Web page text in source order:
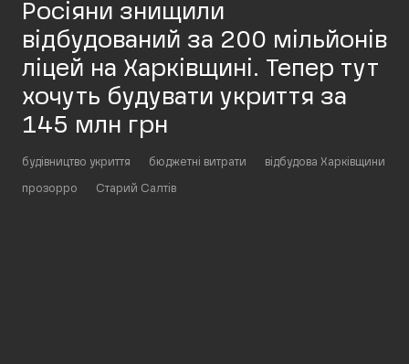
Росіяни знищили
відбудований за 200 мільйонів
ліцей на Харківщині. Тепер тут
хочуть будувати укриття за
145 млн грн
будівництво укриття бюджетні витрати відбудова Харківщини
прозорро Старий Салтів